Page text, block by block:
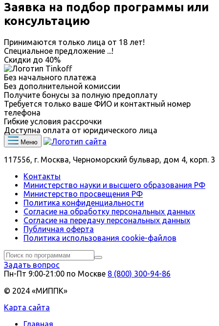
Заявка на подбор программы или
консультацию
Принимаются только лица от 18 лет!
Специальное предложение ...!
Скидки до 40%
Без начального платежа
Без дополнительной комиссии
Получите бонусы за полную предоплату
Требуется только ваше ФИО и контактный номер
телефона
Гибкие условия рассрочки
Доступна оплата от юридического лица
Меню
117556, г. Москва, Черноморский бульвар, дом 4, корп. 3
Контакты
Министерство науки и высшего образования РФ
Министерство просвещения РФ
Политика конфиденциальности
Согласие на обработку персональных данных
Согласие на передачу персональных данных
Публичная оферта
Политика использования сookie-файлов
Задать вопрос
Пн-Пт 9:00‑21:00 по Москве 8 (800) 300-94-86
© 2024 «МИППК»
Карта сайта
Главная